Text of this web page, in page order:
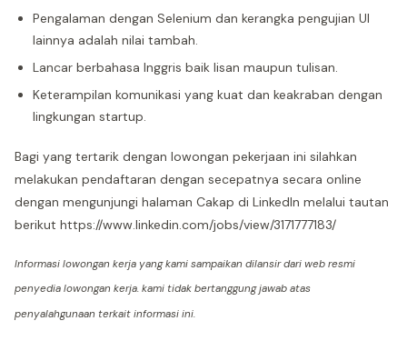
Pengalaman dengan Selenium dan kerangka pengujian UI
lainnya adalah nilai tambah.
Lancar berbahasa Inggris baik lisan maupun tulisan.
Keterampilan komunikasi yang kuat dan keakraban dengan
lingkungan startup.
Bagi yang tertarik dengan lowongan pekerjaan ini silahkan
melakukan pendaftaran dengan secepatnya secara online
dengan mengunjungi halaman Cakap di LinkedIn melalui tautan
berikut https://www.linkedin.com/jobs/view/3171777183/
Informasi lowongan kerja yang kami sampaikan dilansir dari web resmi
penyedia lowongan kerja. kami tidak bertanggung jawab atas
penyalahgunaan terkait informasi ini.